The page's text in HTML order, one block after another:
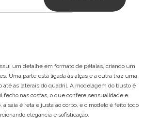
um detalhe em formato de pétalas, criando um
Uma parte está ligada às alças e a outra traz uma
até as laterais do quadril. A modelagem do busto é
fecho nas costas, o que confere sensualidade e
a saia é reta e justa ao corpo, e o modelo é feito todo
elegância e sofisticação.